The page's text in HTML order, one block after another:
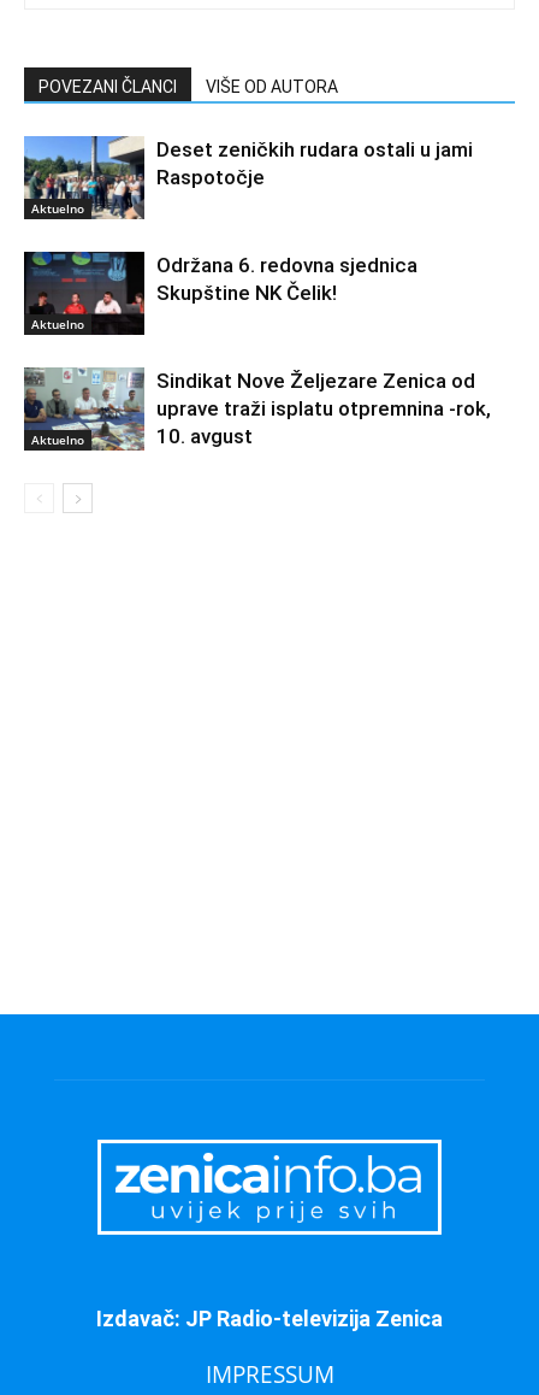
POVEZANI ČLANCI VIŠE OD AUTORA
Aktuelno
Deset zeničkih rudara ostali u jami
Raspotočje
Aktuelno
Održana 6. redovna sjednica
Skupštine NK Čelik!
Aktuelno
Sindikat Nove Željezare Zenica od
uprave traži isplatu otpremnina -rok,
10. avgust
Izdavač: JP Radio-televizija Zenica
IMPRESSUM